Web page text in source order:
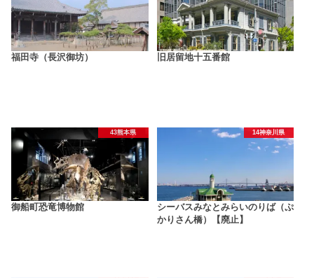
福田寺（長沢御坊） 旧居留地十五番館
43熊本県
御船町恐竜博物館
14神奈川県
シーバスみなとみらいのりば（ぷ
かりさん橋）【廃止】